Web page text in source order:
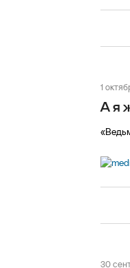
1
А я
30